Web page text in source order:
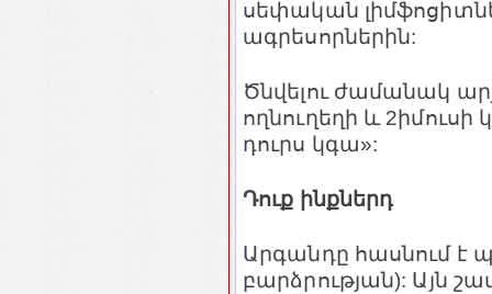
սեփական
ագրեսորներին:
Ծնվելու ժամանակ
ողնուղեղի և 2իմուսի
դուրս կգա»:
Դուք ինքներդ
Արգանդը հասնում է
բարձրության): Այն